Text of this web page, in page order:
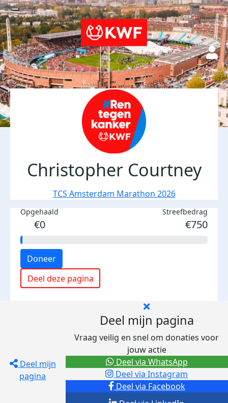
Christopher Courtney
TCS Amsterdam Marathon 2026
Opgehaald
€0
Streefbedrag
€750
Doneer
Deel deze pagina
Deel mijn
pagina
Deel mijn pagina
Vraag veilig en snel om donaties voor
jouw actie
Deel via Facebook
Deel via Instagram
Deel via WhatsApp